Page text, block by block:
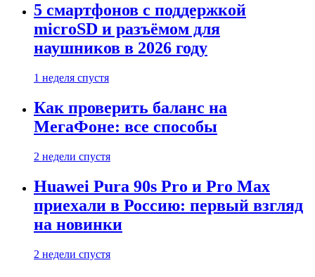
5 смартфонов с поддержкой
microSD и разъёмом для
наушников в 2026 году
1 неделя спустя
Как проверить баланс на
МегаФоне: все способы
2 недели спустя
Huawei Pura 90s Pro и Pro Max
приехали в Россию: первый взгляд
на новинки
2 недели спустя